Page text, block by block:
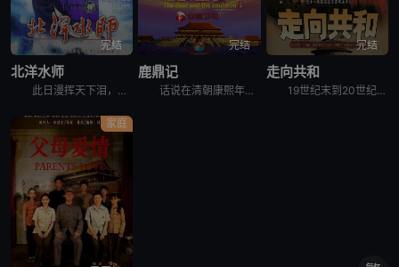
完结
北洋水师
此日漫挥天下泪，有公足壮海军威。曾经威震世界的北洋水师是如何建立，成为亚洲第一位，如何葬身大海，从而走向覆灭。真实再现中日大血战、旅顺大屠杀、朝鲜平壤战争、辽东战役、丰岛海战、黄海海战、山东威海大
完结
鹿鼎记
话说在清朝康熙年间，在喧嚣市井的闹市区，生活着油嘴滑舌、机灵刁钻的妓女之子韦小宝（韩栋 饰）。他偶然以小太监的身份入宫，在神秘公公海大富手下饱受摧残，之后结识了以“小玄子”之名和他比武的当今皇帝康
完结
走向共和
19世纪末到20世纪初，这当中的二三十年说短不短说长也不长。对于中国，则是风云变化的几十年。在这当中，中国自二次鸦片战争后，又经历了洋务运动、甲午战争、戊戌变法、辛亥革命、二次革命等。其中，中国结
家庭